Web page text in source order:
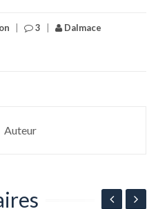
3 Dalmace
Auteur